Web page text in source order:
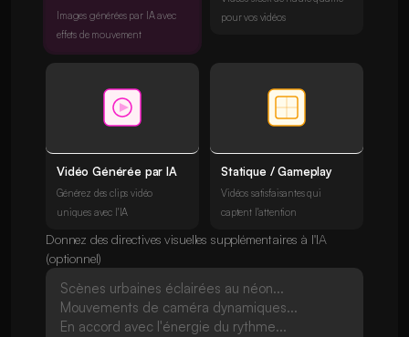
Images générées par IA avec
effets de mouvement
pour vos vidéos
Vidéo Générée par IA
Générez des clips vidéo
uniques avec l'IA
Statique / Gameplay
Vidéos satisfaisantes qui
captent l'attention
Donnez des directives visuelles supplémentaires à l'IA
(optionnel)